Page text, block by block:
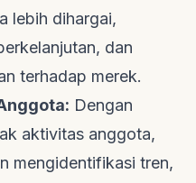
lebih dihargai,
dan
terhadap merek.
Dengan
aktivitas anggota,
mengidentifikasi tren,